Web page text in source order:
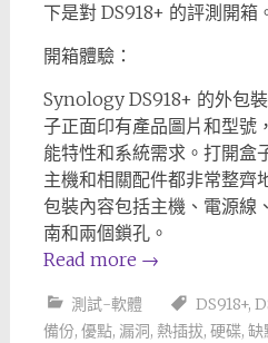
下是對 DS918+ 的評測開箱
開箱體驗：
Synology DS918+ 的外包
子正面印有產品圖片和型號
能特性和系統需求。打開盒
主機和相關配件都非常整齊
包裝內容包括主機、電源線
南和兩個鎖孔。
Read more →
測試-軟體 DS918+,
備份, 優點, 漏洞, 熱插拔, 硬碟, 缺